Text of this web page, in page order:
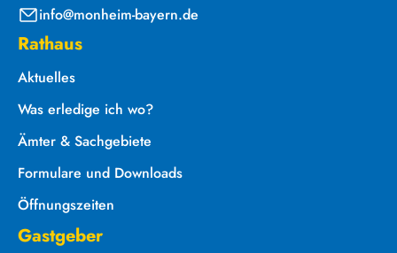
info@monheim-bayern.de
Rathaus
Aktuelles
Was erledige ich wo?
Ämter & Sachgebiete
Formulare und Downloads
Öffnungszeiten
Gastgeber